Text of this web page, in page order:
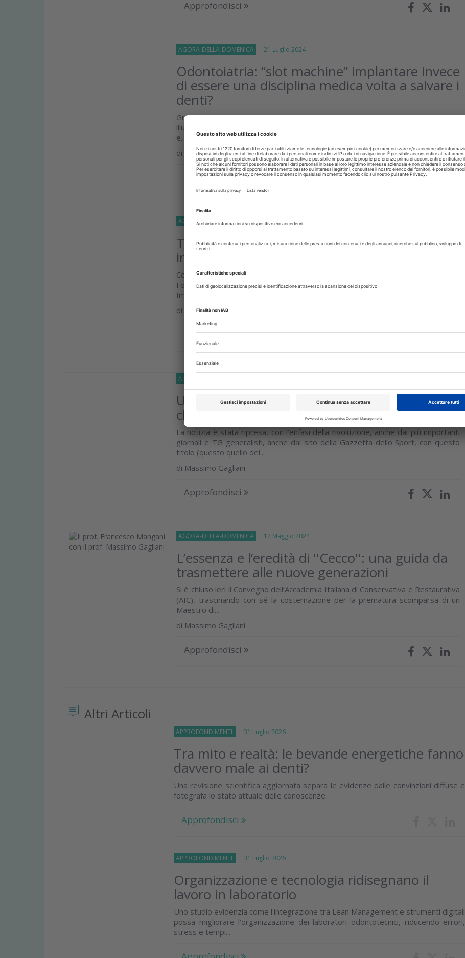
Approfondisci
AGORA-DELLA-DOMENICA 21 Luglio 2024
Odontoiatria: “slot machine” implantare invece
di essere una disciplina medica volta a salvare i
denti?
Grazie a questo articolo di Odontoiatria33 ho letto con piacere che una tra le più
illuminate società scientifiche italiane, ovvero la Società italiana di parodontologia
e...
di
Massimo Gagliani
Approfondisci
AGORA-DELLA-DOMENICA 23 Giugno 2024
Trent’anni di odontoiatria minimamente
invasiva
Correva l’anno 1994; Ayrton Senna da Silva, leggendario pilota brasiliano di
Formula Uno, cadeva da eroe, vittima di un destino beffardo, sul circuito di
Imola. Kurt Cobain, rivoluzionario...
di
Massimo Gagliani
Approfondisci
AGORA-DELLA-DOMENICA
Un’iniezione per far crescere i denti mancanti:
che meraviglia!
La notizia è stata ripresa, con l'enfasi della rivoluzione, anche dai più importanti
giornali e TG generalisti, anche dal sito della Gazzetta dello Sport, con questo
titolo (questo quello del...
di Massimo Gagliani
Approfondisci
AGORA-DELLA-DOMENICA 12 Maggio 2024
L’essenza e l’eredità di ''Cecco'': una guida da
trasmettere alle nuove generazioni
Si è chiuso ieri il Convegno dell’Accademia Italiana di Conservativa e Restaurativa
(AIC), trascinando con sé la costernazione per la prematura scomparsa di un
Maestro di...
di Massimo Gagliani
Approfondisci
Altri Articoli
APPROFONDIMENTI 31 Luglio 2026
Tra mito e realtà: le bevande energetiche fanno
davvero male ai denti?
Una revisione scientifica aggiornata separa le evidenze dalle convinzioni diffuse e
fotografa lo stato attuale delle conoscenze
Approfondisci
APPROFONDIMENTI 31 Luglio 2026
Organizzazione e tecnologia ridisegnano il
lavoro in laboratorio
Uno studio evidenzia come l'integrazione tra Lean Management e strumenti digitali
possa migliorare l'organizzazione dei laboratori odontotecnici, riducendo errori,
stress e tempi...